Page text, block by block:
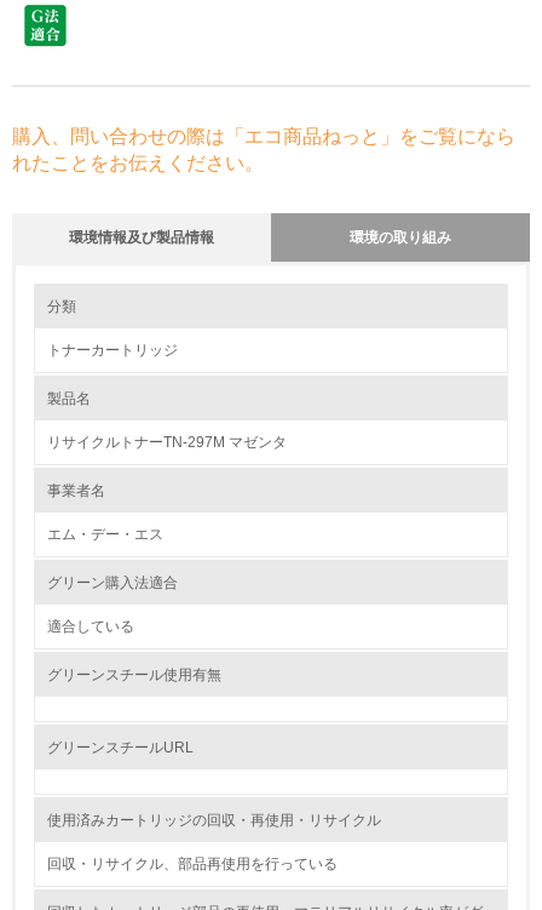
購入、問い合わせの際は「エコ商品ねっと」をご覧になら
れたことをお伝えください。
環境情報及び製品情報 環境の取り組み
1.環境取り組み体制
分類
トナーカートリッジ
製品名
リサイクルトナーTN-297M マゼンタ
事業者名
エム・デー・エス
グリーン購入法適合
適合している
グリーンスチール使用有無
グリーンスチールURL
使用済みカートリッジの回収・再使用・リサイクル
回収・リサイクル、部品再使用を行っている